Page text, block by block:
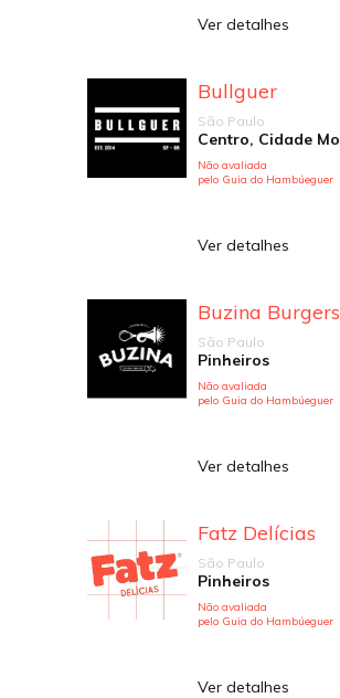
Ver detalhes
Bullguer
São Paulo
Não avaliada
pelo Guia do Hambúeguer
Ver detalhes
Buzina Burgers
São Paulo
Pinheiros
Não avaliada
pelo Guia do Hambúeguer
Ver detalhes
Fatz Delícias
São Paulo
Pinheiros
Não avaliada
pelo Guia do Hambúeguer
Ver detalhes